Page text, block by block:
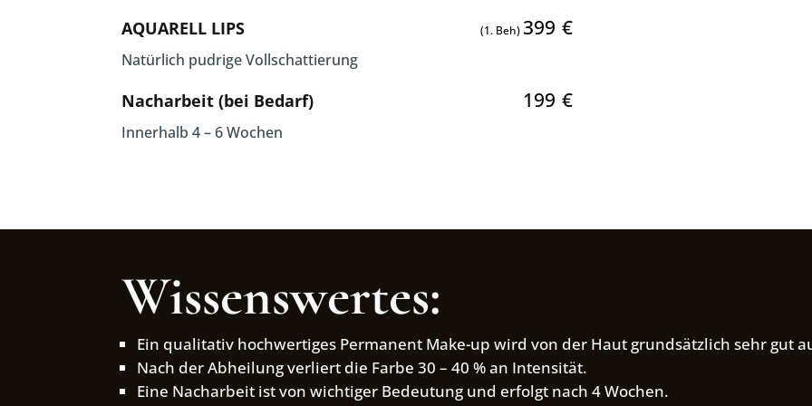
AQUARELL LIPS (1. Beh)399 €
Natürlich pudrige Vollschattierung
Nacharbeit (bei Bedarf) 199 €
Innerhalb 4 – 6 Wochen
Wissenswertes:
Ein qualitativ hochwertiges Permanent Make-up wird von der Haut grundsätzlich sehr gut
Nach der Abheilung verliert die Farbe 30 – 40 % an Intensität.
Eine Nacharbeit ist von wichtiger Bedeutung und erfolgt nach 4 Wochen.